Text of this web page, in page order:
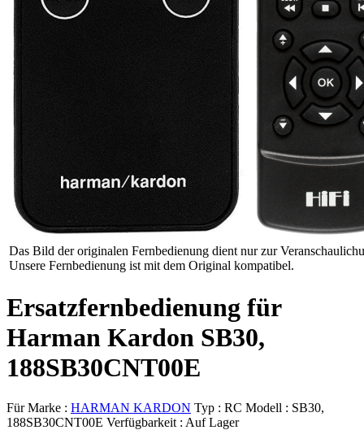
Das Bild der originalen Fernbedienung dient nur zur
Unsere Fernbedienung ist mit dem Original kompatibel.
Ersatzfernbedienung für
Harman Kardon SB30,
188SB30CNT00E
Für Marke : HARMAN KARDON Typ : RC Modell : SB30,
188SB30CNT00E Verfügbarkeit : Auf Lager